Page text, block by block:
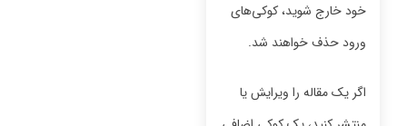
خود خارج شوید، کوکی‌های
ورود حذف خواهند شد.
اگر یک مقاله را ویرایش یا